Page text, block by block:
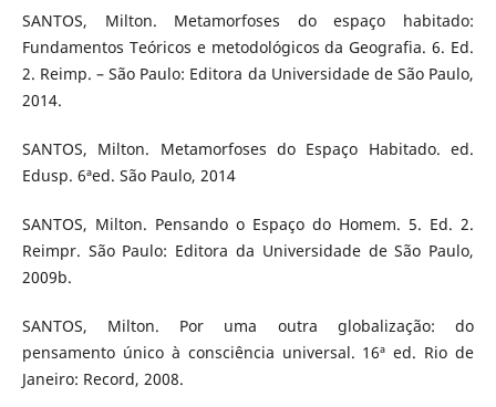
SANTOS, Milton. Metamorfoses do espaço habitado:
Fundamentos Teóricos e metodológicos da Geografia. 6. Ed.
2. Reimp. – São Paulo: Editora da Universidade de São Paulo,
2014.
SANTOS, Milton. Metamorfoses do Espaço Habitado. ed.
Edusp. 6ªed. São Paulo, 2014
SANTOS, Milton. Pensando o Espaço do Homem. 5. Ed. 2.
Reimpr. São Paulo: Editora da Universidade de São Paulo,
2009b.
SANTOS, Milton. Por uma outra globalização: do
pensamento único à consciência universal. 16ª ed. Rio de
Janeiro: Record, 2008.